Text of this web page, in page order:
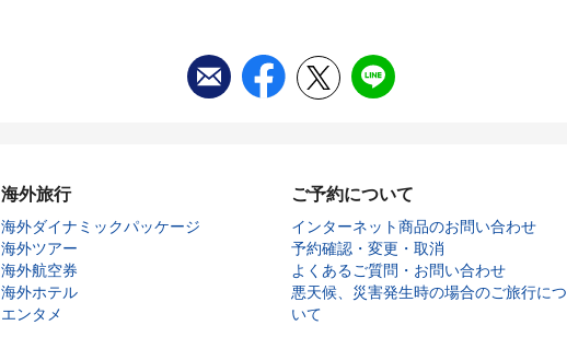
海外旅行
海外ダイナミックパッケージ
海外ツアー
海外航空券
海外ホテル
エンタメ
ご予約について
インターネット商品のお問い合わせ
予約確認・変更・取消
よくあるご質問・お問い合わせ
悪天候、災害発生時の場合のご旅行につ
いて